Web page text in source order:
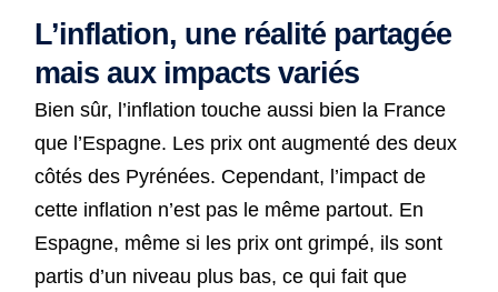
L’inflation, une réalité partagée
mais aux impacts variés
Bien sûr, l’inflation touche aussi bien la France
que l’Espagne. Les prix ont augmenté des deux
côtés des Pyrénées. Cependant, l’impact de
cette inflation n’est pas le même partout. En
Espagne, même si les prix ont grimpé, ils sont
partis d’un niveau plus bas, ce qui fait que